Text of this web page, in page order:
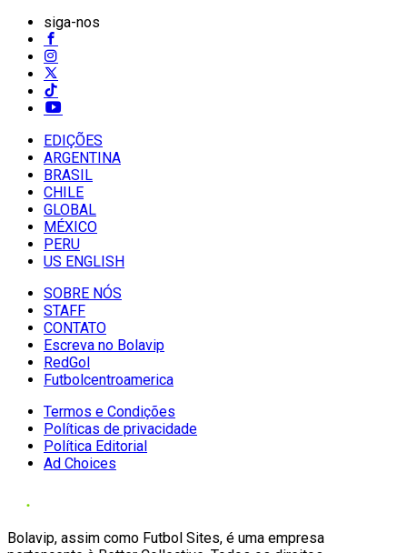
siga-nos
EDIÇÕES
ARGENTINA
BRASIL
CHILE
GLOBAL
MÉXICO
PERU
US ENGLISH
SOBRE NÓS
STAFF
CONTATO
Escreva no Bolavip
RedGol
Futbolcentroamerica
Termos e Condições
Políticas de privacidade
Política Editorial
Ad Choices
Bolavip, assim como Futbol Sites, é uma empresa